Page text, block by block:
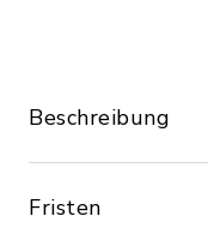
Beschreibung
Fristen